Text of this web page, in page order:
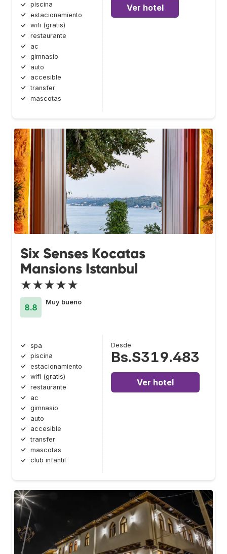
piscina
estacionamiento
wifi (gratis)
restaurante
ac
gimnasio
auto
accesible
transfer
mascotas
Ver hotel
Six Senses Kocatas
Mansions Istanbul
★★★★★
8.8
Muy bueno
spa
piscina
estacionamiento
wifi (gratis)
restaurante
ac
gimnasio
auto
accesible
transfer
mascotas
club infantil
Desde
Bs.S319.483
Ver hotel